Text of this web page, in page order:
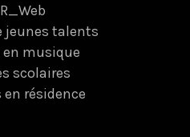
jeunes talents
musique
scolaires
résidence